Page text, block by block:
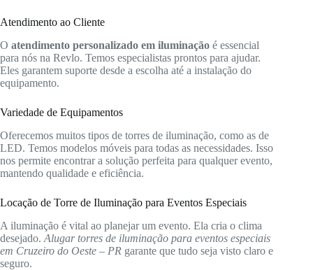
Atendimento ao Cliente
O atendimento personalizado em iluminação é essencial
para nós na Revlo. Temos especialistas prontos para ajudar.
Eles garantem suporte desde a escolha até a instalação do
equipamento.
Variedade de Equipamentos
Oferecemos muitos tipos de torres de iluminação, como as de
LED. Temos modelos móveis para todas as necessidades. Isso
nos permite encontrar a solução perfeita para qualquer evento,
mantendo qualidade e eficiência.
Locação de Torre de Iluminação para Eventos Especiais
A iluminação é vital ao planejar um evento. Ela cria o clima
desejado. Alugar torres de iluminação para eventos especiais
em Cruzeiro do Oeste – PR garante que tudo seja visto claro e
seguro.